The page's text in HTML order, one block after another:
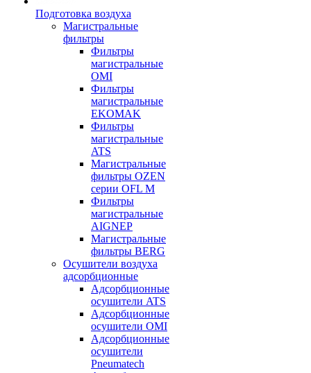
Подготовка воздуха
Магистральные
фильтры
Фильтры
магистральные
OMI
Фильтры
магистральные
EKOMAK
Фильтры
магистральные
ATS
Магистральные
фильтры OZEN
серии OFL M
Фильтры
магистральные
AIGNEP
Магистральные
фильтры BERG
Осушители воздуха
адсорбционные
Адсорбционные
осушители ATS
Адсорбционные
осушители OMI
Адсорбционные
осушители
Pneumatech